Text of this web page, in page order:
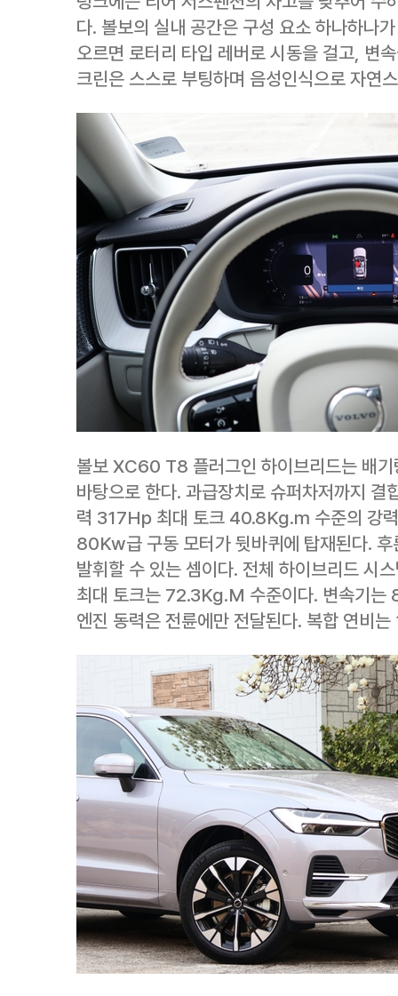
다. 볼보의 실내 공간은 구성 요소 하나하나
오르면 로터리 타입 레버로 시동을 걸고, 변
크린은 스스로 부팅하며 음성인식으로 자연
볼보 XC60 T8 플러그인 하이브리드는 배
바탕으로 한다. 과급장치로 슈퍼차저까지 결
력 317Hp 최대 토크 40.8Kg.m 수준의 강
80Kw급 구동 모터가 뒷바퀴에 탑재된다.
발휘할 수 있는 셈이다. 전체 하이브리드 시
최대 토크는 72.3Kg.M 수준이다. 변속기는
엔진 동력은 전륜에만 전달된다. 복합 연비